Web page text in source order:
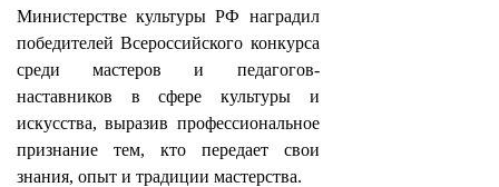
Министерстве культуры РФ наградил
победителей Всероссийского конкурса
среди мастеров и педагогов-
наставников в сфере культуры и
искусства, выразив профессиональное
признание тем, кто передает свои
знания, опыт и традиции мастерства.